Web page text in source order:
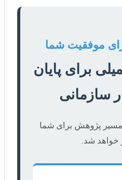
موفقیت شما
برای پایان
سازمانی
مسیر پژوهش برای شما
خواهد شد.